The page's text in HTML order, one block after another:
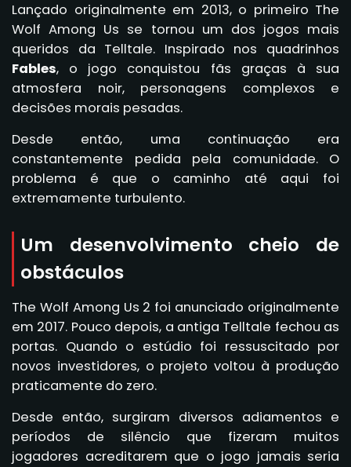
Lançado originalmente em 2013, o primeiro The
Wolf Among Us se tornou um dos jogos mais
queridos da Telltale. Inspirado nos quadrinhos
Fables, o jogo conquistou fãs graças à sua
atmosfera noir, personagens complexos e
decisões morais pesadas.
Desde então, uma continuação era
constantemente pedida pela comunidade. O
problema é que o caminho até aqui foi
extremamente turbulento.
Um desenvolvimento cheio de
obstáculos
The Wolf Among Us 2 foi anunciado originalmente
em 2017. Pouco depois, a antiga Telltale fechou as
portas. Quando o estúdio foi ressuscitado por
novos investidores, o projeto voltou à produção
praticamente do zero.
Desde então, surgiram diversos adiamentos e
períodos de silêncio que fizeram muitos
jogadores acreditarem que o jogo jamais seria